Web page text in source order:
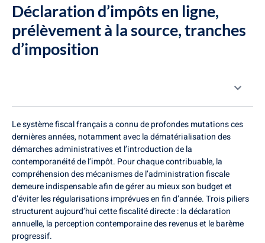
Déclaration d’impôts en ligne,
prélèvement à la source, tranches
d’imposition
Le système fiscal français a connu de profondes mutations ces
dernières années, notamment avec la dématérialisation des
démarches administratives et l’introduction de la
contemporanéité de l’impôt. Pour chaque contribuable, la
compréhension des mécanismes de l’administration fiscale
demeure indispensable afin de gérer au mieux son budget et
d’éviter les régularisations imprévues en fin d’année. Trois piliers
structurent aujourd’hui cette fiscalité directe : la déclaration
annuelle, la perception contemporaine des revenus et le barème
progressif.